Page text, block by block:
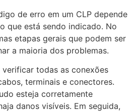
de erro em um CLP depende
que está sendo indicado. No
etapas gerais que podem ser
a maioria dos problemas.
todas as conexões
terminais e conectores.
esteja corretamente
danos visíveis. Em seguida,